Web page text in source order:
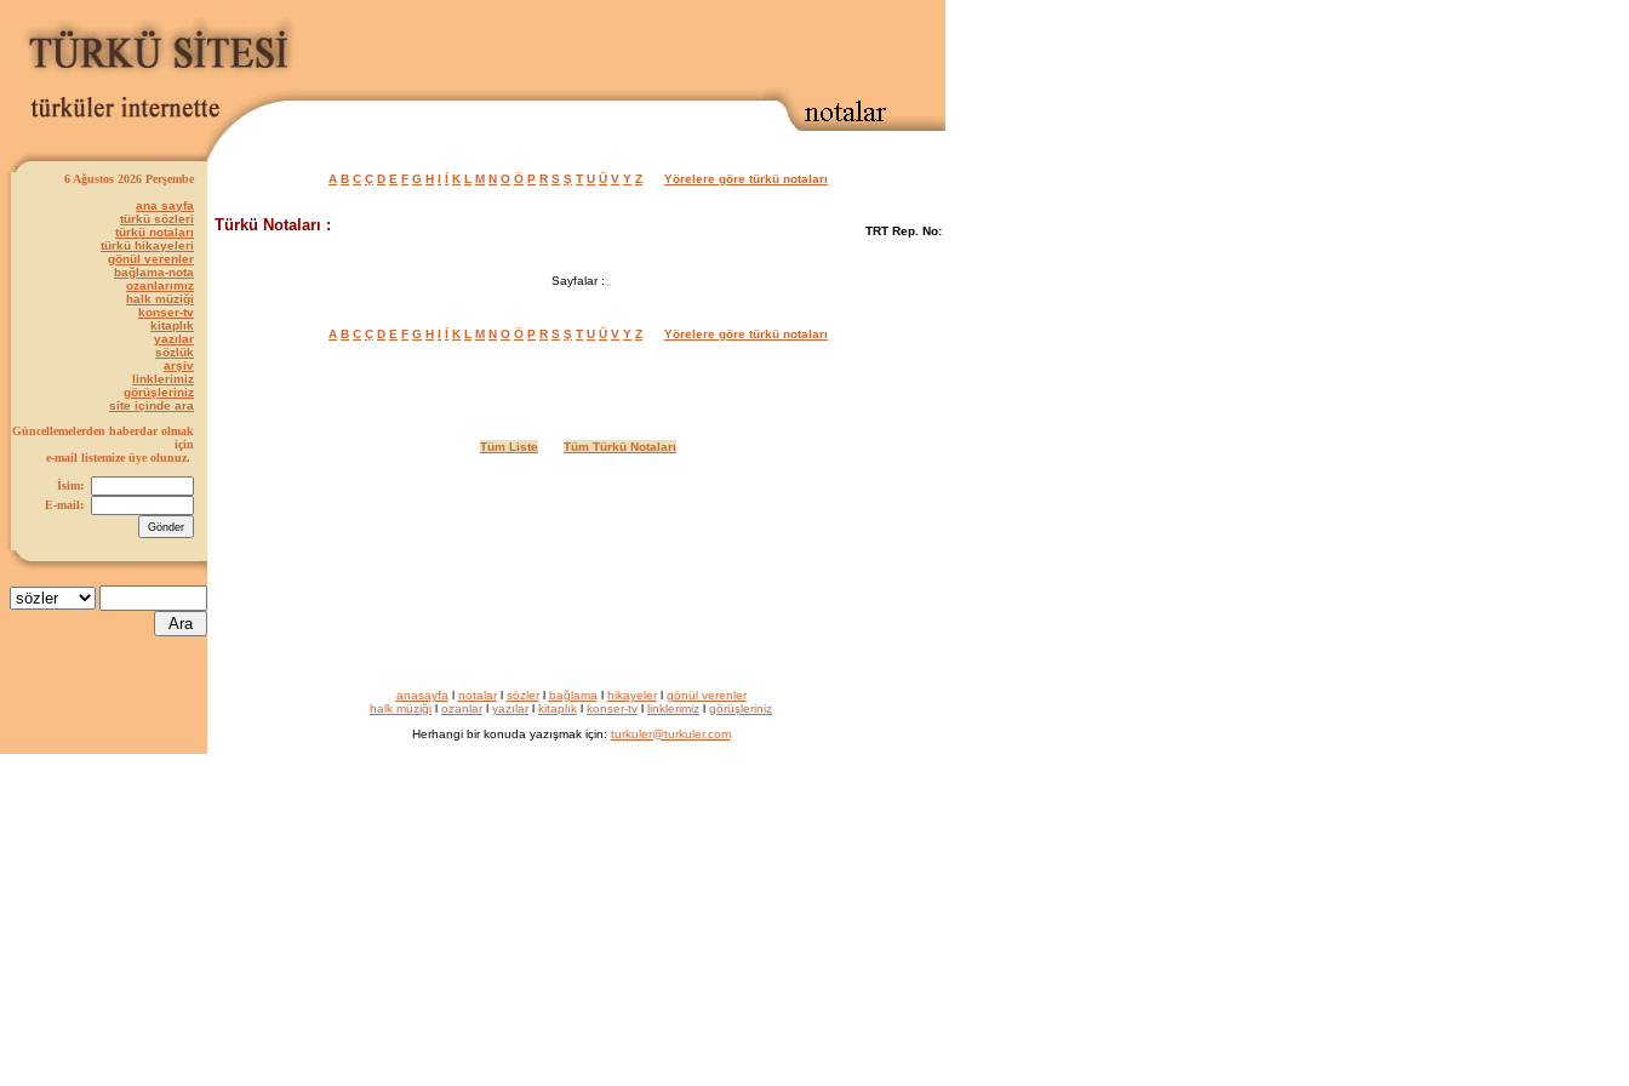
6 Ağustos 2026 Perşembe
ana sayfa
türkü sözleri
türkü notaları
türkü hikayeleri
gönül verenler
bağlama-nota
ozanlarımız
halk müziği
konser-tv
kitaplık
yazılar
sözlük
arşiv
linklerimiz
görüşleriniz
site içinde ara
Güncellemelerden haberdar olmak
için
e-mail listemize üye olunuz.
İsim:
E-mail:
A B C Ç D E F G H I İ K L M N O Ö P R S Ş T U Ü V Y Z Yörelere göre türkü notaları
Türkü Notaları : TRT Rep. No:
Sayfalar :
A B C Ç D E F G H I İ K L M N O Ö P R S Ş T U Ü V Y Z Yörelere göre türkü notaları
Tüm Liste Tüm Türkü Notaları
anasayfa l notalarl sözlerl bağlama l hikayelerl gönül verenler
halk müziği l ozanlarl yazılarl kitaplık l konser-tv l linklerimiz l görüşleriniz
Herhangi bir konuda yazışmak için: turkuler@turkuler.com